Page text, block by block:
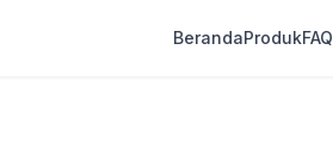
BerandaProdukFAQ